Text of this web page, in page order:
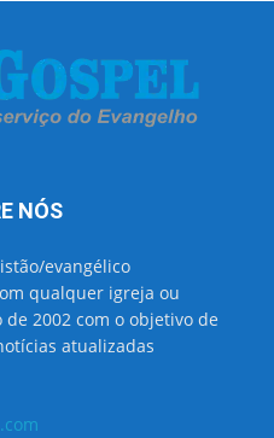
NÓS
evangélico
qualquer igreja ou
2002 com o objetivo de
atualizadas